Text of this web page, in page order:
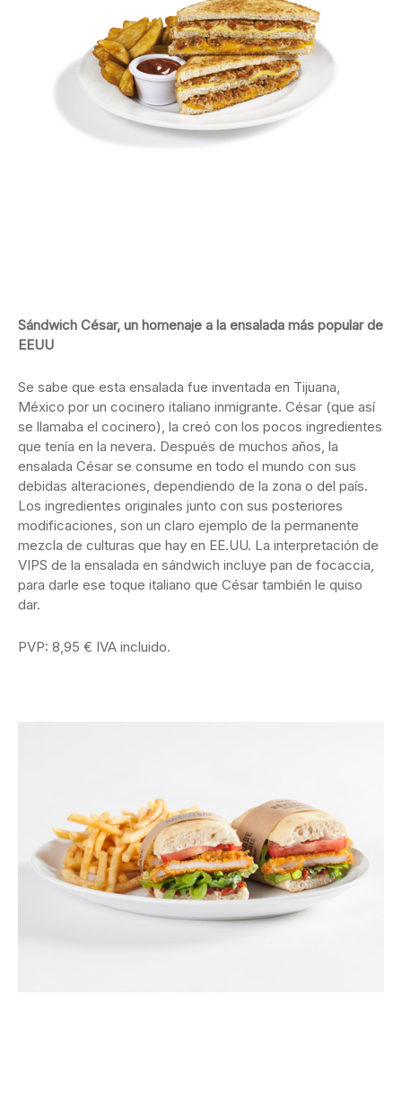
Sándwich César, un homenaje a la ensalada más popular de
EEUU
Se sabe que esta ensalada fue inventada en Tijuana,
México por un cocinero italiano inmigrante. César (que así
se llamaba el cocinero), la creó con los pocos ingredientes
que tenía en la nevera. Después de muchos años, la
ensalada César se consume en todo el mundo con sus
debidas alteraciones, dependiendo de la zona o del país.
Los ingredientes originales junto con sus posteriores
modificaciones, son un claro ejemplo de la permanente
mezcla de culturas que hay en EE.UU. La interpretación de
VIPS de la ensalada en sándwich incluye pan de focaccia,
para darle ese toque italiano que César también le quiso
dar.
PVP: 8,95 € IVA incluido.